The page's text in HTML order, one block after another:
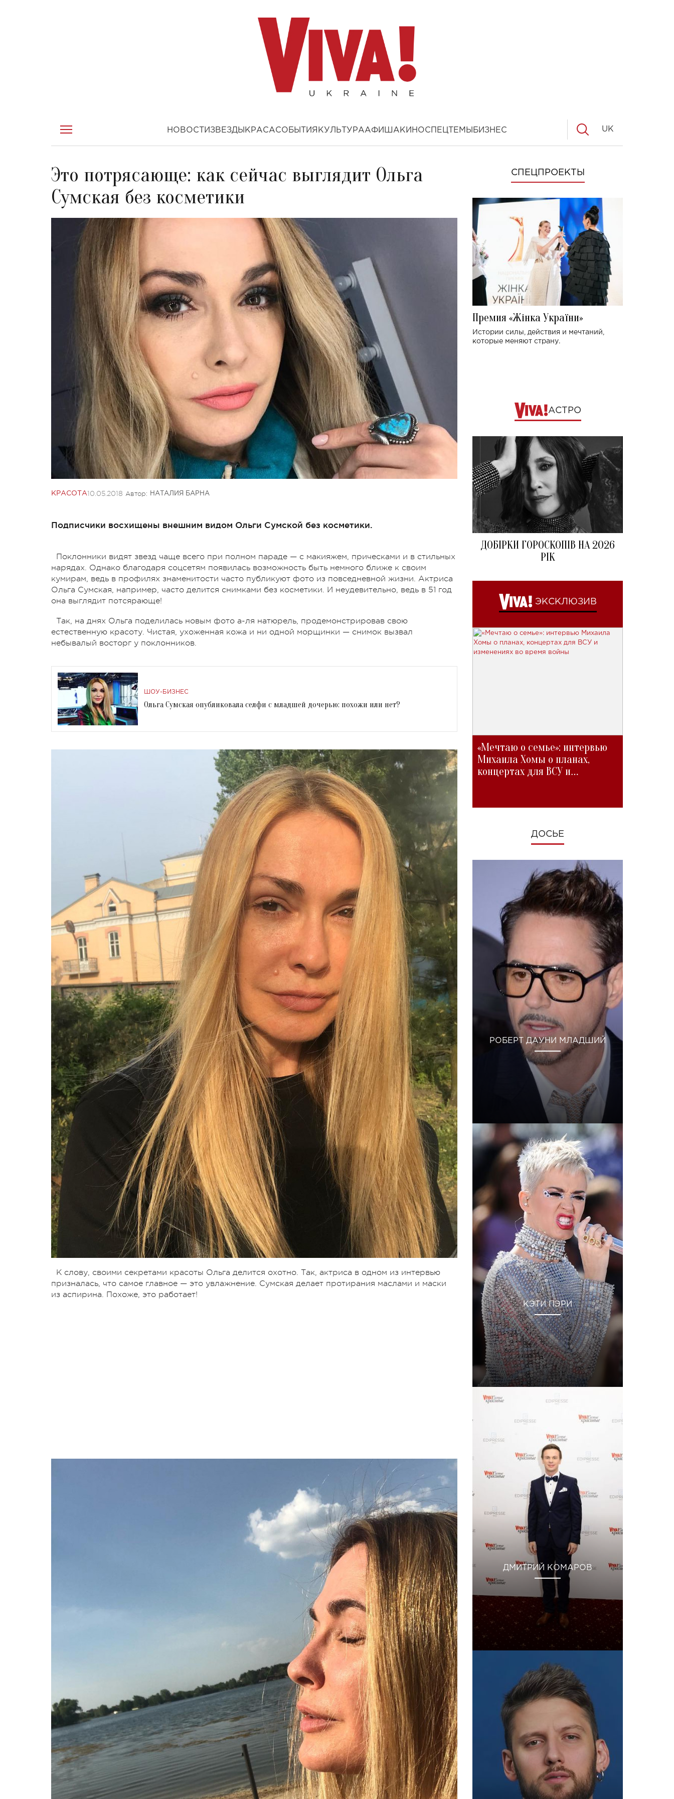
НОВОСТИ ЗВЕЗДЫ КРАСАСОБЫТИЯ КУЛЬТУРААФИША КИНОСПЕЦТЕМЫ БИЗНЕС UK
Это потрясающе: как сейчас выглядит Ольга
Сумская без косметики
КРАСОТА10.05.2018 Автор: НАТАЛИЯ БАРНА
Подписчики восхищены внешним видом Ольги Сумской без косметики.
Поклонники видят звезд чаще всего при полном параде — с макияжем, прическами и в стильных
нарядах. Однако благодаря соцсетям появилась возможность быть немного ближе к своим
кумирам, ведь в профилях знаменитости часто публикуют фото из повседневной жизни. Актриса
Ольга Сумская, например, часто делится снимками без косметики. И неудевительно, ведь в 51 год
она выглядит потсярающе!
Так, на днях Ольга поделилась новым фото а-ля натюрель, продемонстрировав свою
естественную красоту. Чистая, ухоженная кожа и ни одной морщинки — снимок вызвал
небывалый восторг у поклонников.
ШОУ-БИЗНЕС
Ольга Сумская опубликовала селфи с младшей дочерью: похожи или нет?
К слову, своими секретами красоты Ольга делится охотно. Так, актриса в одном из интервью
призналась, что самое главное — это увлажнение. Сумская делает протирания маслами и маски
из аспирина. Похоже, это работает!
СПЕЦПРОЕКТЫ
Премия «Жінка України»
Истории силы, действия и мечтаний,
которые меняют страну.
АСТРО
ДОБІРКИ ГОРОСКОПІВ НА 2026
РІК
ЭКСКЛЮЗИВ
«Мечтаю о семье»: интервью
Михаила Хомы о планах,
концертах для ВСУ и
ДОСЬЕ
РОБЕРТ ДАУНИ МЛАДШИЙ
КЭТИ ПЭРИ
ДМИТРИЙ КОМАРОВ